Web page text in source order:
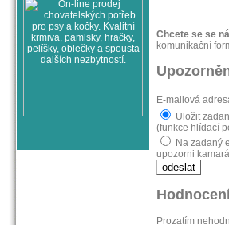
Chcete se se
komunikační
E-mailová
Uložit
(funkce hlídací
Na zadaný
upozorni
Prozatím